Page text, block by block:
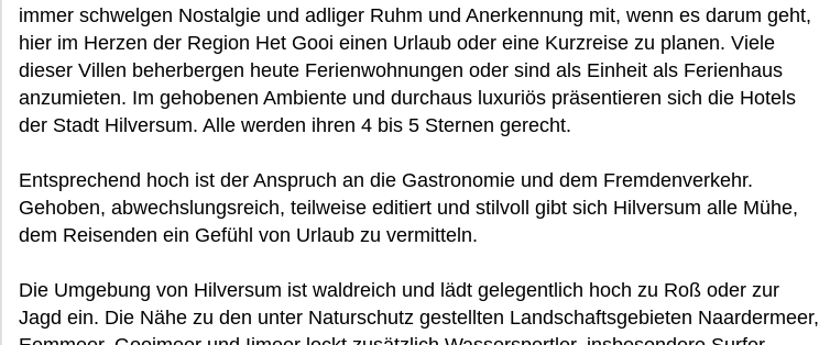
immer schwelgen Nostalgie und adliger Ruhm und Anerkennung mit, wenn es darum geht,
hier im Herzen der Region Het Gooi einen Urlaub oder eine Kurzreise zu planen. Viele
dieser Villen beherbergen heute Ferienwohnungen oder sind als Einheit als Ferienhaus
anzumieten. Im gehobenen Ambiente und durchaus luxuriös präsentieren sich die Hotels
der Stadt Hilversum. Alle werden ihren 4 bis 5 Sternen gerecht.
Entsprechend hoch ist der Anspruch an die Gastronomie und dem Fremdenverkehr.
Gehoben, abwechslungsreich, teilweise editiert und stilvoll gibt sich Hilversum alle Mühe,
dem Reisenden ein Gefühl von Urlaub zu vermitteln.
Die Umgebung von Hilversum ist waldreich und lädt gelegentlich hoch zu Roß oder zur
Jagd ein. Die Nähe zu den unter Naturschutz gestellten Landschaftsgebieten Naardermeer,